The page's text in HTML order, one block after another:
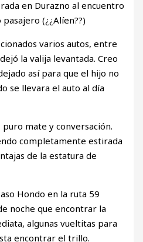
en Durazno al encuentro
(¿¿Alíen??)
varios autos, entre
la valija levantada. Creo
así para que el hijo no
se llevara el auto al día
mate y conversación.
completamente estirada
de la estatura de
Hondo en la ruta 59
noche que encontrar la
algunas vueltitas para
encontrar el trillo.